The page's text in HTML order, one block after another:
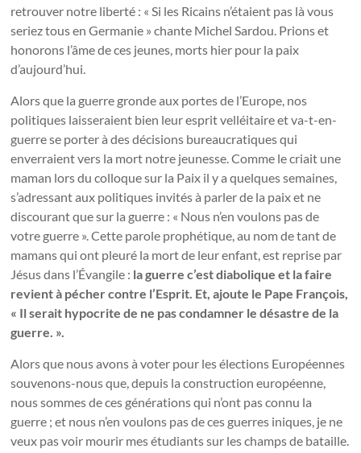
retrouver notre liberté : « Si les Ricains n’étaient pas là vous
seriez tous en Germanie » chante Michel Sardou. Prions et
honorons l’âme de ces jeunes, morts hier pour la paix
d’aujourd’hui.
Alors que la guerre gronde aux portes de l’Europe, nos
politiques laisseraient bien leur esprit velléitaire et va-t-en-
guerre se porter à des décisions bureaucratiques qui
enverraient vers la mort notre jeunesse. Comme le criait une
maman lors du colloque sur la Paix il y a quelques semaines,
s’adressant aux politiques invités à parler de la paix et ne
discourant que sur la guerre : « Nous n’en voulons pas de
votre guerre ». Cette parole prophétique, au nom de tant de
mamans qui ont pleuré la mort de leur enfant, est reprise par
Jésus dans l’Évangile : la guerre c’est diabolique et la faire
revient à pécher contre l’Esprit. Et, ajoute le Pape François,
« Il serait hypocrite de ne pas condamner le désastre de la
guerre. ».
Alors que nous avons à voter pour les élections Européennes
souvenons-nous que, depuis la construction européenne,
nous sommes de ces générations qui n’ont pas connu la
guerre ; et nous n’en voulons pas de ces guerres iniques, je ne
veux pas voir mourir mes étudiants sur les champs de bataille.